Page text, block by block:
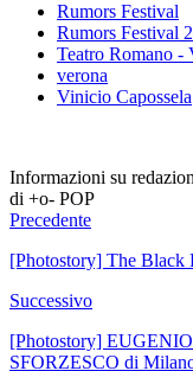
Rumors Festival
Rumors Festival
Teatro Romano -
verona
Vinicio Capossela
Informazioni su
di +o- POP
Precedente
[Photostory] The Black
Successivo
[Photostory]
SFORZESCO di